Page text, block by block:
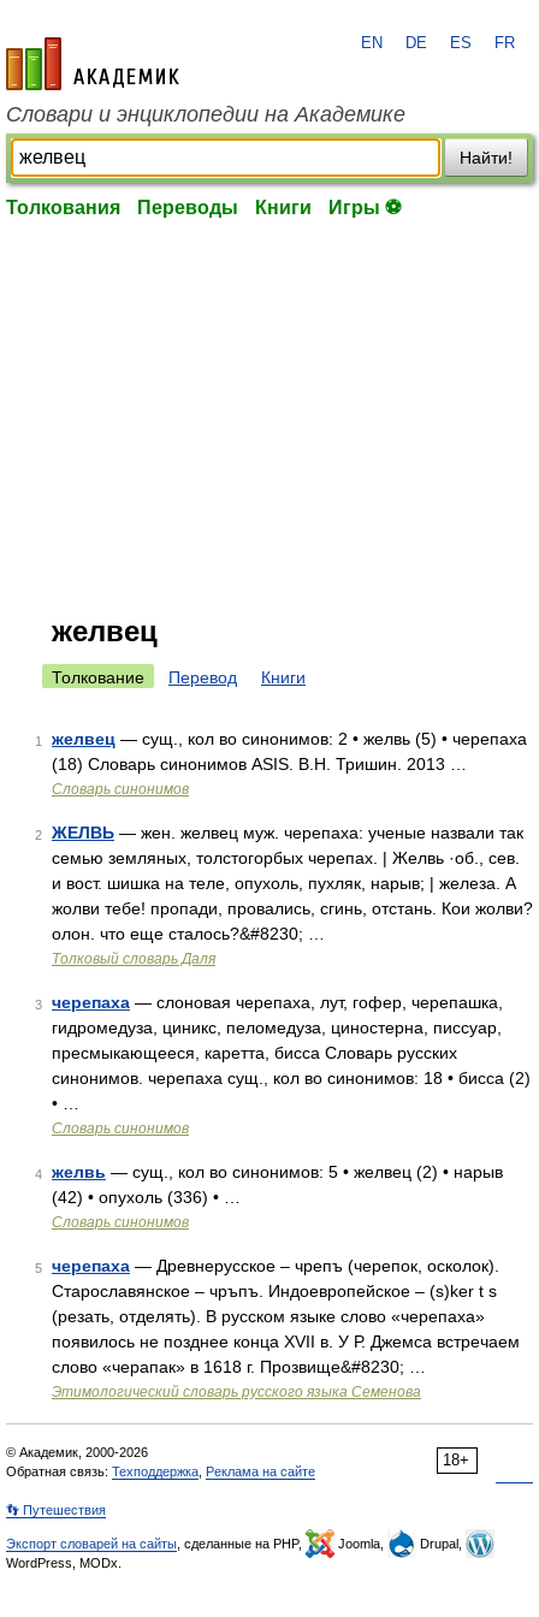
academic.ru
EN DE ES FR
Словари и энциклопедии на Академике
Найти!
Толкования Переводы Книги Игры ⚽
желвец
Толкование Перевод Книги
1 желвец — сущ., кол во синонимов: 2 • желвь (5) • черепаха
(18) Словарь синонимов ASIS. В.Н. Тришин. 2013 …
Словарь синонимов
2 ЖЕЛВЬ — жен. желвец муж. черепаха: ученые назвали так
семью земляных, толстогорбых черепах. | Желвь ·об., сев.
и вост. шишка на теле, опухоль, пухляк, нарыв; | железа. А
жолви тебе! пропади, провались, сгинь, отстань. Кои жолви?
олон. что еще сталось?&#8230; …
Толковый словарь Даля
3 черепаха — слоновая черепаха, лут, гофер, черепашка,
гидромедуза, циникс, пеломедуза, циностерна, писсуар,
пресмыкающееся, каретта, бисса Словарь русских
синонимов. черепаха сущ., кол во синонимов: 18 • бисса (2)
• …
Словарь синонимов
4 желвь — сущ., кол во синонимов: 5 • желвец (2) • нарыв
(42) • опухоль (336) • …
Словарь синонимов
5 черепаха — Древнерусское – чрепъ (черепок, осколок).
Старославянское – чръпъ. Индоевропейское – (s)ker t s
(резать, отделять). В русском языке слово «черепаха»
появилось не позднее конца XVII в. У Р. Джемса встречаем
слово «черапак» в 1618 г. Прозвище&#8230; …
Этимологический словарь русского языка Семенова
18+
© Академик, 2000-2026
Обратная связь: Техподдержка Реклама на сайте
👣 Путешествия
Экспорт словарей на сайты , сделанные на PHP, Joomla,
Drupal,
WordPress, MODx.